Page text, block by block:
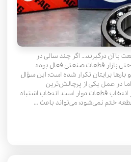
آن درگیرند... اگر چند سالی در
بازار قطعات صنعتی فعال بوده
بارها برایتان تکرار شده است: این سؤال
در عمل یکی از پرچالش‌ترین
قطعات دوار است. انتخاب اشتباه
ختم نمی‌شود؛ می‌تواند باعث …